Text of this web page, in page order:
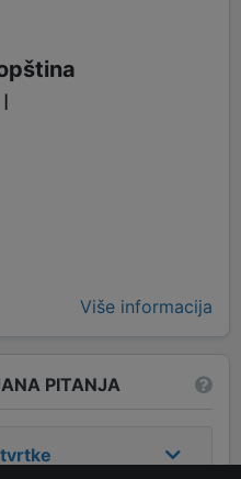
Više informacija
PITANJA